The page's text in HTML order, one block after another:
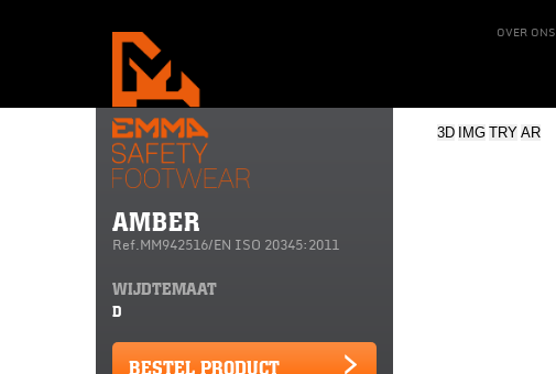
OVER ONS
AMBER
Ref.MM942516/EN ISO 20345:2011
WIJDTEMAAT
D
BESTEL PRODUCT
3D IMG TRY AR